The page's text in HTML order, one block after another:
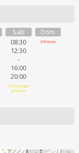
Sab
08:30
12:30
-
16:00
20:00
Chiuso per
pranzo
Dom
Chiuso